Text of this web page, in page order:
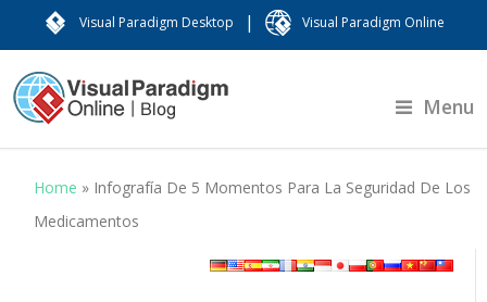
Visual Paradigm Desktop | Visual Paradigm Online
Menu
Home » Infografía De 5 Momentos Para La Seguridad De Los
Medicamentos